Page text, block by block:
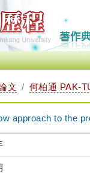
文 何柏通 PAK-
approach to the